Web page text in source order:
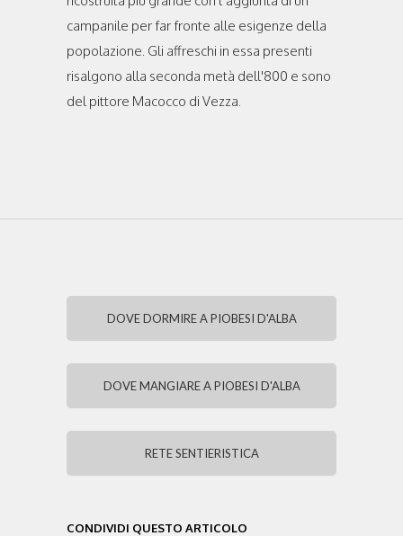
campanile per far fronte alle esigenze della
popolazione. Gli affreschi in essa presenti
risalgono alla seconda metà dell'800 e sono
del pittore Macocco di Vezza.
DOVE DORMIRE A PIOBESI D'ALBA
DOVE MANGIARE A PIOBESI D'ALBA
RETE SENTIERISTICA
CONDIVIDI QUESTO ARTICOLO